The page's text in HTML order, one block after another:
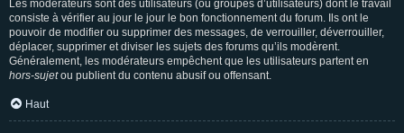
Les modérateurs sont des utilisateurs (ou groupes d’utilisateurs) dont le travail
consiste à vérifier au jour le jour le bon fonctionnement du forum. Ils ont le
pouvoir de modifier ou supprimer des messages, de verrouiller, déverrouiller,
déplacer, supprimer et diviser les sujets des forums qu’ils modèrent.
Généralement, les modérateurs empêchent que les utilisateurs partent en
hors-sujetou publient du contenu abusif ou offensant.
Haut